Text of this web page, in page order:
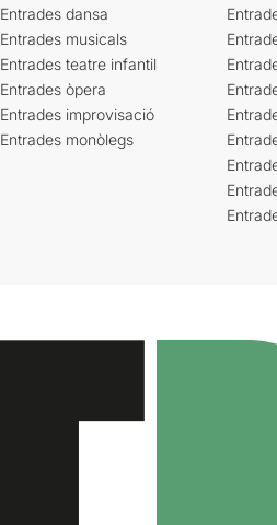
Entrades dansa
Entrades musicals
Entrades teatre infantil
Entrades òpera
Entrades improvisació
Entrades monòlegs